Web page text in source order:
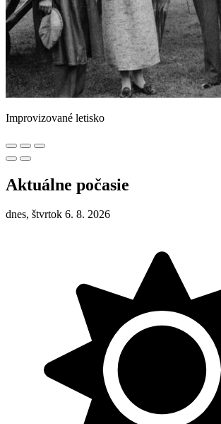
Improvizované letisko
Aktuálne počasie
dnes, štvrtok 6. 8. 2026